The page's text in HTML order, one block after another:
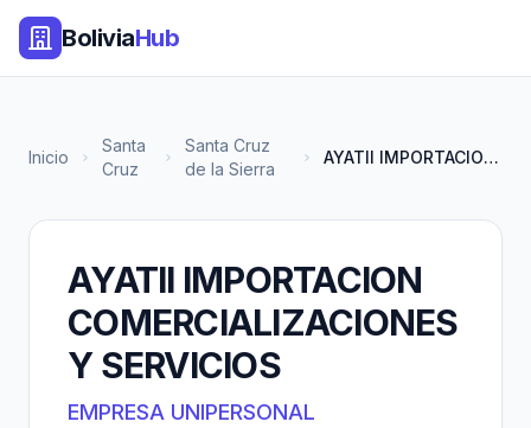
BoliviaHub
Inicio
Santa
Cruz
Santa Cruz
de la Sierra
AYATII IMPORTACION COMERCIALIZ...
AYATII IMPORTACION
COMERCIALIZACIONES
Y SERVICIOS
EMPRESA UNIPERSONAL